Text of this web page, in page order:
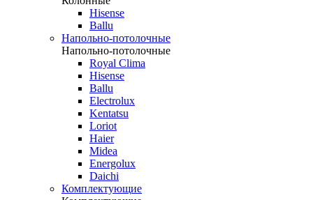
Hisense
Ballu
Напольно-потолочные
Напольно-потолочные
Royal Clima
Hisense
Ballu
Electrolux
Kentatsu
Loriot
Haier
Midea
Energolux
Daichi
Комплектующие